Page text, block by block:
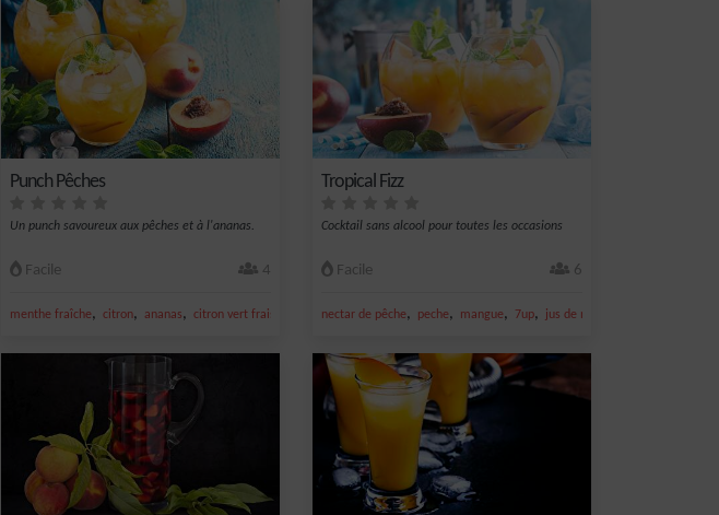
,soda
Punch Pêches
Un punch savoureux aux pêches et à l'ananas.
Facile 4
menthe fraîche, citron, ananas, citron vert frais
Tropical Fizz
Cocktail sans alcool pour toutes les occasions
Facile 6
nectar de pêche, peche, mangue, 7up, jus de mangue